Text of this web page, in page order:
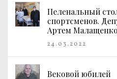
Пеленальный
спортсменов.
Артем
24.03.2022
Вековой юбилей